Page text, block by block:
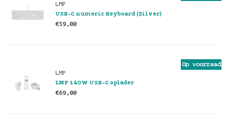
LMP
USB-C numeric Keyboard (Zilver)
€59,00
Op voorraad
LMP
LMP 140W USB-C oplader
€69,00